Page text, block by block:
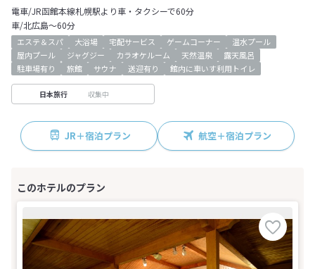
電車/JR函館本線札幌駅より車・タクシーで60分
車/北広島～60分
エステ＆スパ 大浴場 宅配サービス ゲームコーナー
温水プール
屋内プール
ジャグジー カラオケルーム 天然温泉
露天風呂
駐車場有り
旅館 サウナ 送迎有り 館内に車いす利用トイレ
日本旅行 収集中
JR＋宿泊プラン 航空＋宿泊プラン